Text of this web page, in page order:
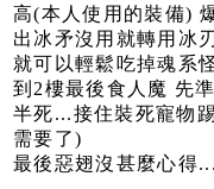
高(本人使用的裝備)
出冰矛沒用就轉用冰
就可以輕鬆吃掉魂系
到2樓最後食人魔 先
半死...接住裝死寵物
需要了)
最後惡翅沒甚麼心得